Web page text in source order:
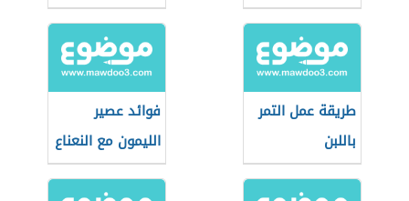
طريقة عمل التمر
باللبن
فوائد عصير
الليمون مع النعناع